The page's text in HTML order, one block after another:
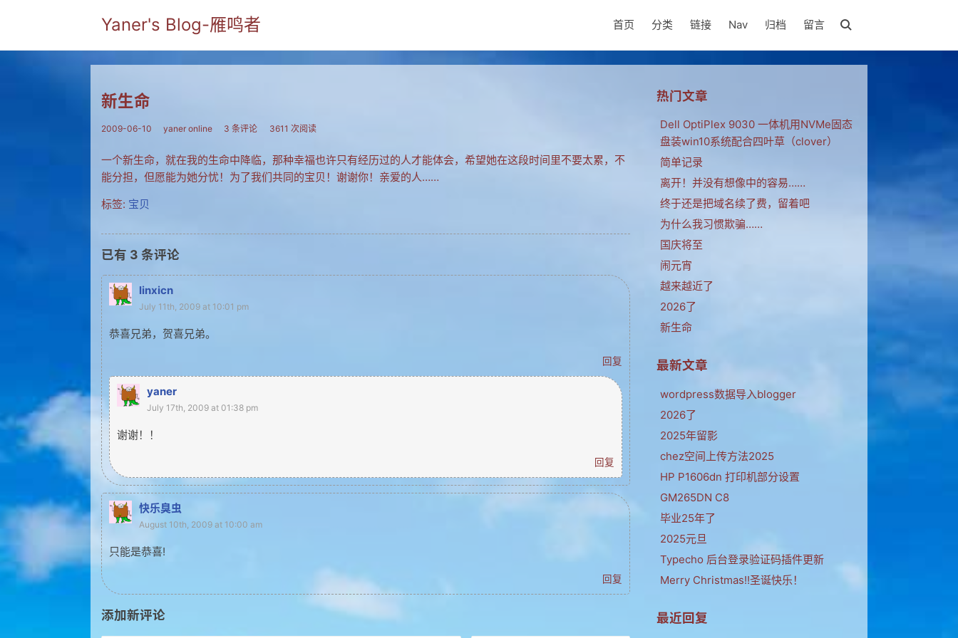
Yaner's Blog-雁鸣者 首页 分类 链接 Nav 归档 留言
新生命
2009-06-10 yaner online 3 条评论 3611 次阅读
一个新生命，就在我的生命中降临，那种幸福也许只有经历过的人才能体会，希望她在这段时间里不要太累，不
能分担，但愿能为她分忧！为了我们共同的宝贝！谢谢你！亲爱的人……
标签: 宝贝
已有 3 条评论
linxicn
July 11th, 2009 at 10:01 pm
恭喜兄弟，贺喜兄弟。
回复
yaner
July 17th, 2009 at 01:38 pm
谢谢！！
回复
快乐臭虫
August 10th, 2009 at 10:00 am
只能是恭喜!
回复
添加新评论
热门文章
Dell OptiPlex 9030 一体机用NVMe固态
盘装win10系统配合四叶草（clover）
简单记录
离开！并没有想像中的容易……
终于还是把域名续了费，留着吧
为什么我习惯欺骗……
国庆将至
闹元宵
越来越近了
2026了
新生命
最新文章
wordpress数据导入blogger
2026了
2025年留影
chez空间上传方法2025
HP P1606dn 打印机部分设置
GM265DN C8
毕业25年了
2025元旦
Typecho 后台登录验证码插件更新
Merry Christmas!!圣诞快乐！
最近回复